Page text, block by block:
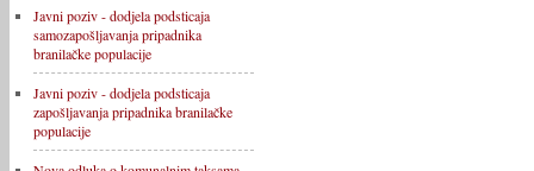
Javni poziv - dodjela podsticaja
samozapošljavanja pripadnika
branilačke populacije
Javni poziv - dodjela podsticaja
zapošljavanja pripadnika branilačke
populacije